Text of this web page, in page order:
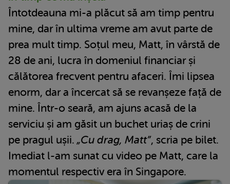
Întotdeauna mi-a plăcut să am timp pentru
mine, dar în ultima vreme am avut parte de
prea mult timp. Soțul meu, Matt, în vârstă de
28 de ani, lucra în domeniul financiar și
călătorea frecvent pentru afaceri. Îmi lipsea
enorm, dar a încercat să se revanșeze față de
mine. Într-o seară, am ajuns acasă de la
serviciu și am găsit un buchet uriaș de crini
pe pragul ușii. „Cu drag, Matt”, scria pe bilet.
Imediat l-am sunat cu video pe Matt, care la
momentul respectiv era în Singapore.